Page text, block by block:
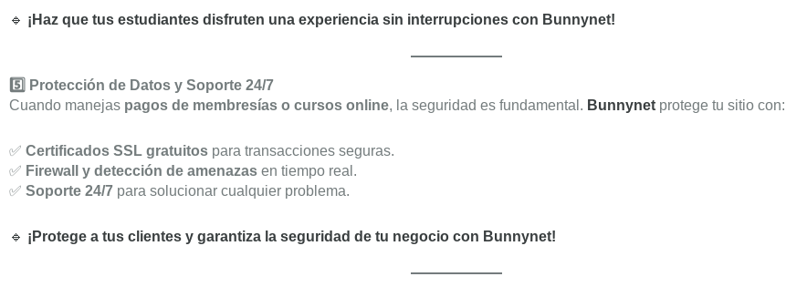
🔹 ¡Haz que tus estudiantes disfruten una experiencia sin interrupciones con Bunnynet!
5️⃣ Protección de Datos y Soporte 24/7
Cuando manejas pagos de membresías o cursos online, la seguridad es fundamental. Bunnynet protege tu sitio con:
✅ Certificados SSL gratuitos para transacciones seguras.
✅ Firewall y detección de amenazas en tiempo real.
✅ Soporte 24/7 para solucionar cualquier problema.
🔹 ¡Protege a tus clientes y garantiza la seguridad de tu negocio con Bunnynet!